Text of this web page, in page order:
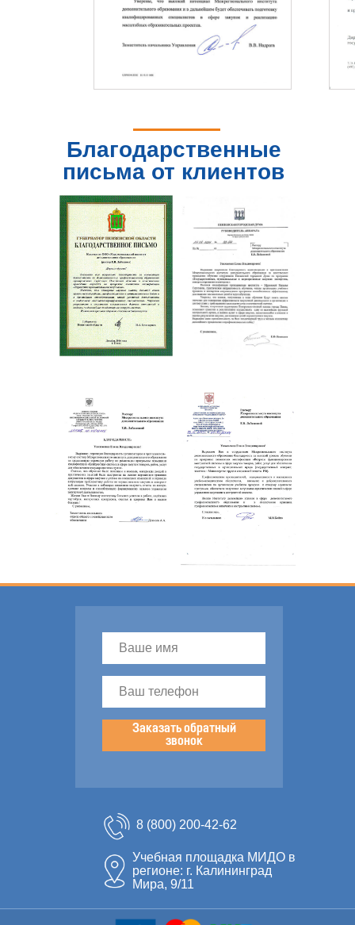
Благодарственные
письма от клиентов
8 (800) 200-42-62
Учебная площадка МИДО в
регионе: г. Калининград
Мира, 9/11
Заказать обратный
звонок